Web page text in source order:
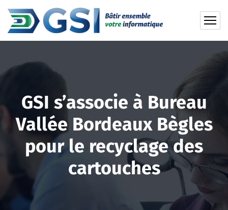
GSI s’associe à Bureau
Vallée Bordeaux Bègles
pour le recyclage des
cartouches